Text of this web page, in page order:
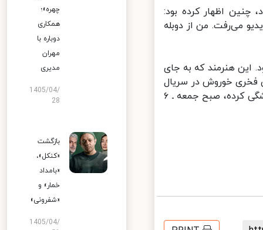
چنین اظهار کرده بود:
می‌رفت. من از دوبله
هنرمند که به جای
خوروش در سریال
«امام علی (ع)» و فریده سپاه منصور در «معصومیت از دست رفته» صداپیشگی کرده، صبح جمعه ـ ۶
چهره»؛
همکاری
دوباره با
مهران
مدیری
1405/04/
28
بازگشت
«کنکل»،
«بامداد
خمار» و
«شفرونی»
1405/04/